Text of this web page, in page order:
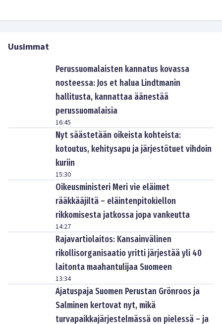
Uusimmat
Perussuomalaisten kannatus kovassa
nosteessa: Jos et halua Lindtmanin
hallitusta, kannattaa äänestää
perussuomalaisia
16:45
Nyt säästetään oikeista kohteista:
kotoutus, kehitysapu ja järjestötuet vihdoin
kuriin
15:30
Oikeusministeri Meri vie eläimet
rääkkääjiltä – eläintenpitokiellon
rikkomisesta jatkossa jopa vankeutta
14:27
Rajavartiolaitos: Kansainvälinen
rikollisorganisaatio yritti järjestää yli 40
laitonta maahantulijaa Suomeen
13:34
Ajatuspaja Suomen Perustan Grönroos ja
Salminen kertovat nyt, mikä
turvapaikkajärjestelmässä on pielessä – ja